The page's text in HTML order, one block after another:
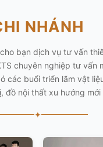
NHÁNH
bạn dịch vụ tư vấn
chuyên nghiệp tư vấn
các buổi triển lãm vật
đồ nội thất xu hướng mới
✦